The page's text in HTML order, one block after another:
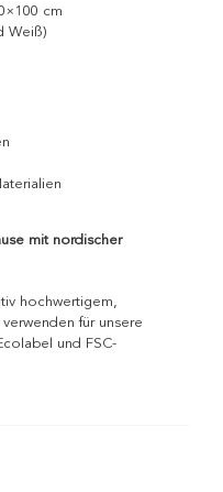
cm
Weiß)
mit nordischer
hochwertigem,
für unsere
und FSC-